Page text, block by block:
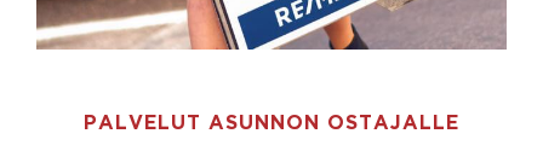
PALVELUT ASUNNON OSTAJALLE